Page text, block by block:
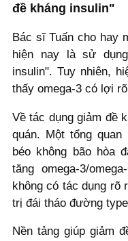
đề kháng insulin"
Bác sĩ Tuấn cho hay
hiện nay là sử
insulin". Tuy nhiên,
thấy omega-3 có lợi
Về tác dụng giảm đề
quán. Một tổng
béo không bão hòa
tăng omega-3/
không có tác dụng rõ
trị đái tháo đường
Nền tảng giúp giảm